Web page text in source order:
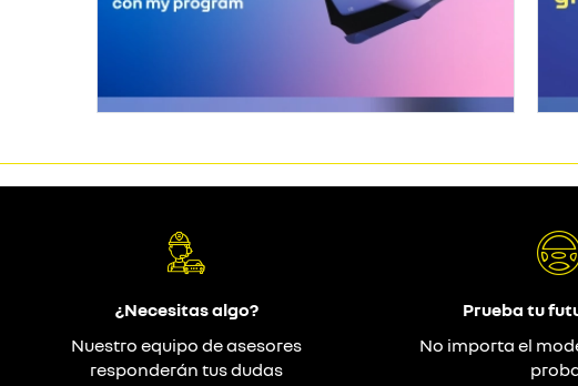
¿Necesitas algo?
Nuestro equipo de asesores
responderán tus dudas
Prueba tu
No importa el